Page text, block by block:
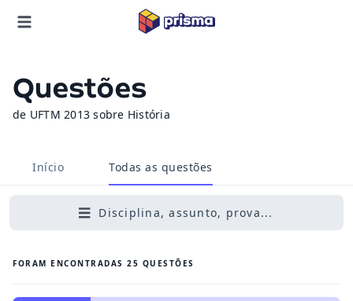
Questões
de UFTM 2013 sobre História
Início Todas as questões
Disciplina, assunto, prova...
FORAM ENCONTRADAS 25 QUESTÕES